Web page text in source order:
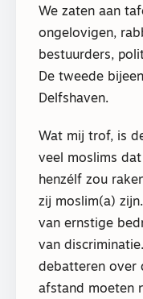
We zaten aan
ongelovigen,
bestuurders,
De tweede
Delfshaven.
Wat mij trof, is
veel moslims
henzélf zou
zij moslim(a)
van ernstige
van
debatteren over
afstand moeten